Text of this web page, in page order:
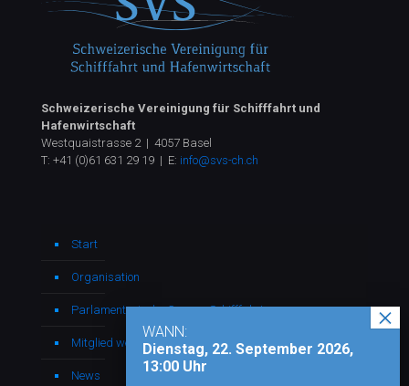
Schweizerische Vereinigung für Schifffahrt und
Hafenwirtschaft
Westquaistrasse 2 | 4057 Basel
T: +41 (0)61 631 29 19 | E: info@svs-ch.ch
Start
Organisation
Parlamentarische Gruppe Schifffahrt
Mitglied werden
News
WANN:
Dienstag, 22. September 2026,
13:00 Uhr